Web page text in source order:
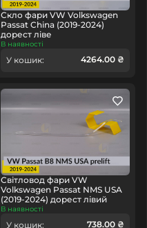
Скло фари VW Volkswagen
Passat China (2019-2024)
дорест ліве
В наявності
У кошик: 4264.00 ₴
Світловод фари VW
Volkswagen Passat NMS USA
(2019-2024) дорест лівий
В наявності
У кошик: 738.00 ₴